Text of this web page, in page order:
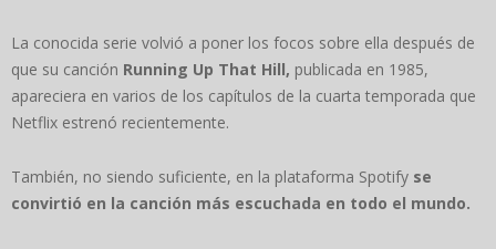
La conocida serie volvió a poner los focos sobre ella después de
que su canción Running Up That Hill, publicada en 1985,
apareciera en varios de los capítulos de la cuarta temporada que
Netflix estrenó recientemente.
También, no siendo suficiente, en la plataforma Spotify se
convirtió en la canción más escuchada en todo el mundo.